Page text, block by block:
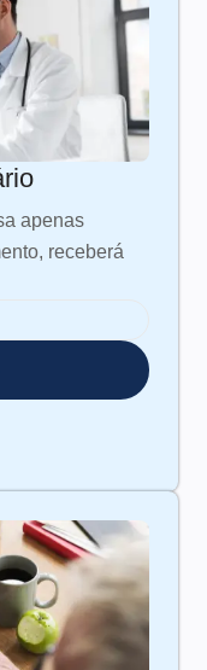
apenas
receberá